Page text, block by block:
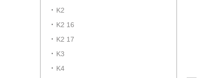
K2
K2 16
K2 17
K3
K4